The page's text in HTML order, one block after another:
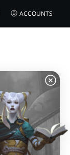
ACCOUNTS